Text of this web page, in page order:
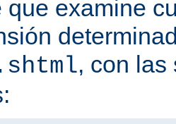
que examine
, con las